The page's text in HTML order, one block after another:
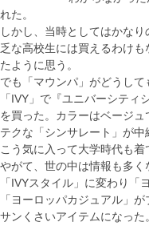
れた。
しかし、当時としてはかな
乏な高校生には買えるわけ
たように思う。
でも「マウンパ」がどうし
「IVY」で『ユニバーシティ
を買った。カラーはベージ
テクな「シンサレート」が
こう気に入って大学時代も着
やがて、世の中は情報も多く
「IVYスタイル」に変わり「
「ヨーロッパカジュアル」
サンくさいアイテムになった